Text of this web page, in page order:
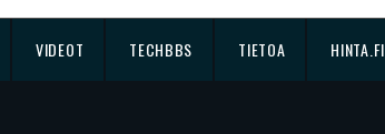
VIDEOT TECHBBS TIETOA HINTA.FI